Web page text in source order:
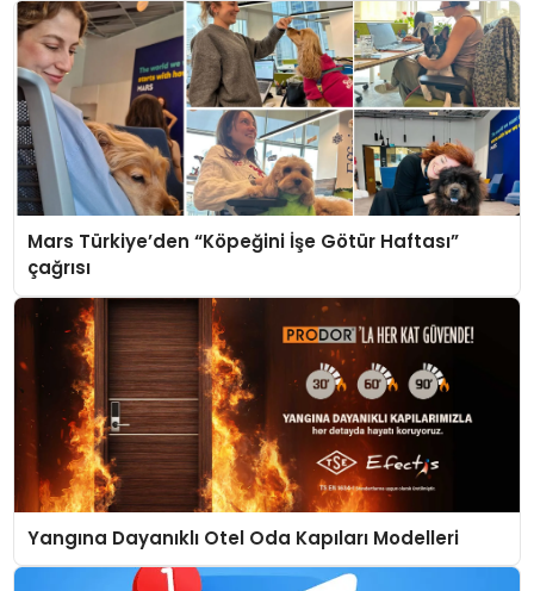
Mars Türkiye’den “Köpeğini İşe Götür Haftası”
çağrısı
Yangına Dayanıklı Otel Oda Kapıları Modelleri